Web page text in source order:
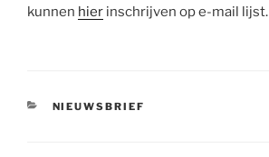
kunnen hier inschrijven op e-mail lijst.
CATEGORIEËN
NIEUWSBRIEF